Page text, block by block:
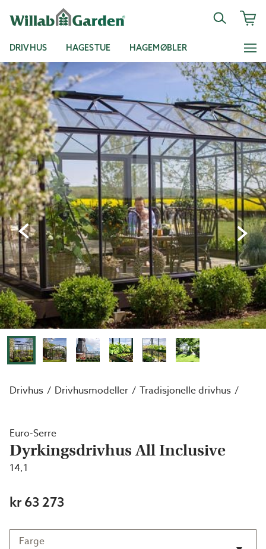
DRIVHUS HAGESTUE HAGEMØBLER
Drivhus Drivhusmodeller Tradisjonelle drivhus
Euro-Serre
Dyrkingsdrivhus All Inclusive
14,1
kr 63 273
Farge